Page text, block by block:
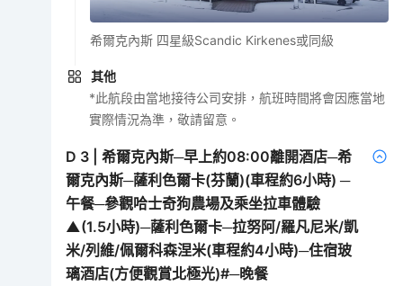
希爾克內斯 四星級Scandic Kirkenes或同級
其他
*此航段由當地接待公司安排，航班時間將會因應當地
實際情況為準，敬請留意。
D 3 |希爾克內斯─早上約08:00離開酒店─希
爾克內斯─薩利色爾卡(芬蘭)(車程約6小時) ─
午餐─參觀哈士奇狗農場及乘坐拉車體驗
▲(1.5小時)─薩利色爾卡─拉努阿/羅凡尼米/凱
米/列維/佩爾科森涅米(車程約4小時)─住宿玻
璃酒店(方便觀賞北極光)#─晚餐